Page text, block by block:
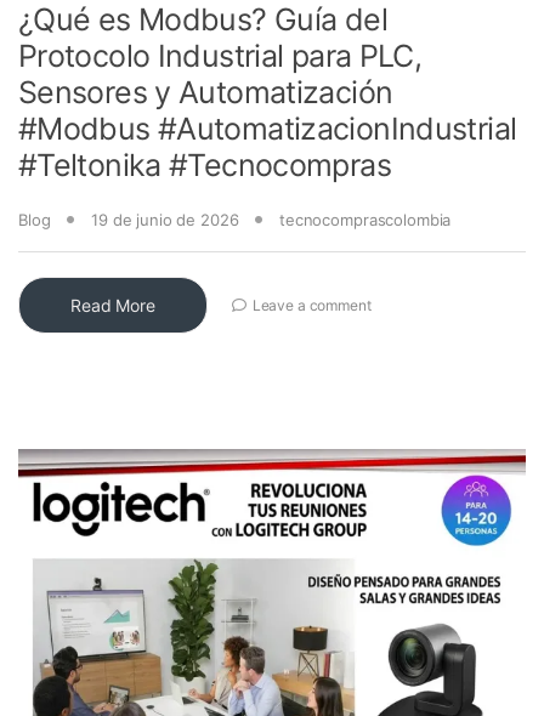
¿Qué es Modbus? Guía del
Protocolo Industrial para PLC,
Sensores y Automatización
#Modbus #AutomatizacionIndustrial
#Teltonika #Tecnocompras
Blog 19 de junio de 2026 tecnocomprascolombia
Read More Leave a comment